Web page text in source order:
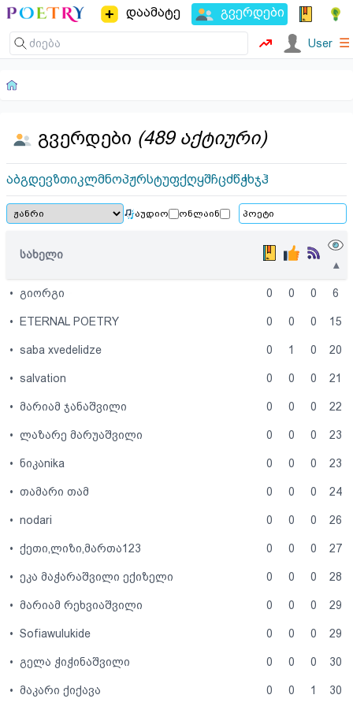
დაამატე გვერდები
User ☰
გვერდები (489 აქტიური)
აბგდევზთიკლმნოპჟრსტუფქღყშჩცძწჭხჯჰ
აუდიო ონლაინ
სახელი
▴
• გიორგი 0 0 0 6
• ETERNAL POETRY 0 0 0 15
• saba xvedelidze 0 1 0 20
• salvation 0 0 0 21
• მარიამ ჯანაშვილი 0 0 0 22
• ლაზარე მარუაშვილი 0 0 0 23
• ნიკაnika 0 0 0 23
• თამარი თამ 0 0 0 24
• nodari 0 0 0 26
• ქეთი,ლიზი,მართა123 0 0 0 27
• ეკა მაჭარაშვილი ექიზელი 0 0 0 28
• მარიამ რეხვიაშვილი 0 0 0 29
• Sofiawulukide 0 0 0 29
• გელა ჭიჭინაშვილი 0 0 0 30
• მაკარი ქიქავა 0 0 1 30